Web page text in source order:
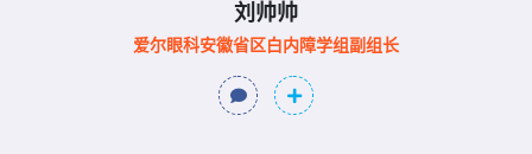
刘帅帅
爱尔眼科安徽省区白内障学组副组长